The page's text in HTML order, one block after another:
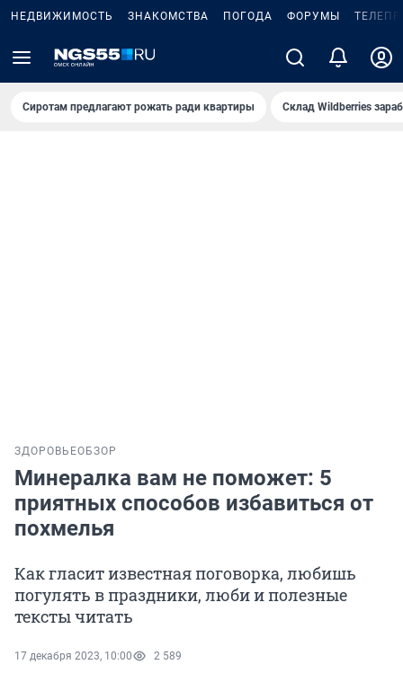
НЕДВИЖИМОСТЬ ЗНАКОМСТВА ПОГОДА ФОРУМЫ
Сиротам предлагают рожать ради квартиры Склад Wildberries
ЗДОРОВЬЕОБЗОР
Минералка вам не поможет: 5
приятных способов избавиться от
похмелья
Как гласит известная поговорка, любишь
погулять в праздники, люби и полезные
тексты читать
17 декабря 2023, 10:00 2 589